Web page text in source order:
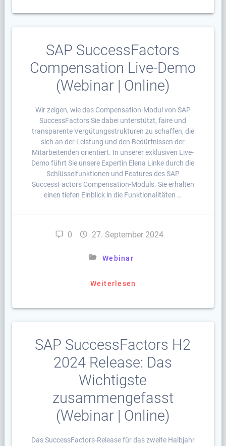
SAP SuccessFactors
Compensation Live-Demo
(Webinar | Online)
Wir zeigen, wie das Compensation-Modul von SAP
SuccessFactors Sie dabei unterstützt, faire und
transparente Vergütungsstrukturen zu schaffen, die
sich an der Leistung und den Bedürfnissen der
Mitarbeitenden orientiert. In unserer exklusiven Live-
Demo führt Sie unsere Expertin Elena Linke durch die
Schlüsselfunktionen und Features des SAP
SuccessFactors Compensation-Moduls. Sie erhalten
einen tiefen Einblick in die Funktionalitäten …
0 27. September 2024
Webinar
Weiterlesen
SAP SuccessFactors H2
2024 Release: Das
Wichtigste
zusammengefasst
(Webinar | Online)
Das SuccessFactors-Release für das zweite Halbjahr